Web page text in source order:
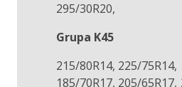
295/30R20,
Grupa K45
215/80R14, 225/
185/70R17, 205/